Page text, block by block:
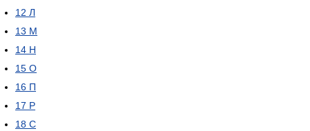
12 Л
13 М
14 Н
15 О
16 П
17 Р
18 С